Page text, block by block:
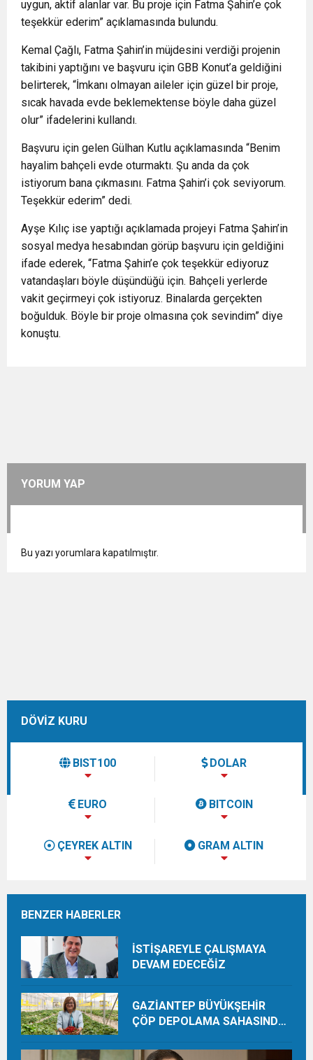
uygun, aktif alanlar var. Bu proje için Fatma Şahin’e çok
teşekkür ederim” açıklamasında bulundu.
Kemal Çağlı, Fatma Şahin’in müjdesini verdiği projenin
takibini yaptığını ve başvuru için GBB Konut’a geldiğini
belirterek, “İmkanı olmayan aileler için güzel bir proje,
sıcak havada evde beklemektense böyle daha güzel
olur” ifadelerini kullandı.
Başvuru için gelen Gülhan Kutlu açıklamasında “Benim
hayalim bahçeli evde oturmaktı. Şu anda da çok
istiyorum bana çıkmasını. Fatma Şahin’i çok seviyorum.
Teşekkür ederim” dedi.
Ayşe Kılıç ise yaptığı açıklamada projeyi Fatma Şahin’in
sosyal medya hesabından görüp başvuru için geldiğini
ifade ederek, “Fatma Şahin’e çok teşekkür ediyoruz
vatandaşları böyle düşündüğü için. Bahçeli yerlerde
vakit geçirmeyi çok istiyoruz. Binalarda gerçekten
boğulduk. Böyle bir proje olmasına çok sevindim” diye
konuştu.
YORUM YAP
Bu yazı yorumlara kapatılmıştır.
DÖVİZ KURU
BIST100 DOLAR
EURO BITCOIN
ÇEYREK ALTIN GRAM ALTIN
BENZER HABERLER
İSTİŞAREYLE ÇALIŞMAYA
DEVAM EDECEĞİZ
GAZİANTEP BÜYÜKŞEHİR
ÇÖP DEPOLAMA SAHASINDA
TON HASAT YAPIYOR